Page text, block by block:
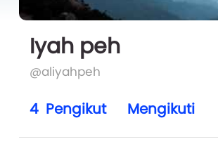
Iyah peh
@aliyahpeh
4 Pengikut Mengikuti